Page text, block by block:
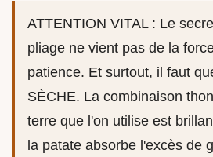
ATTENTION VITAL : Le
pliage ne vient pas de la
patience. Et surtout, il faut
SÈCHE. La combinaison
terre que l'on utilise est
la patate absorbe l'excès de